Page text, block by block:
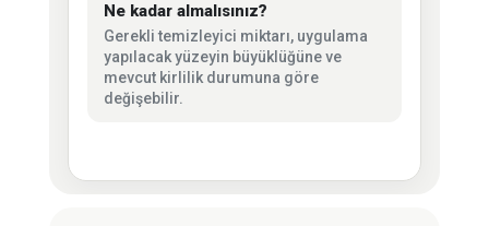
Ne kadar almalısınız?
Gerekli temizleyici miktarı, uygulama
yapılacak yüzeyin büyüklüğüne ve
mevcut kirlilik durumuna göre
değişebilir.